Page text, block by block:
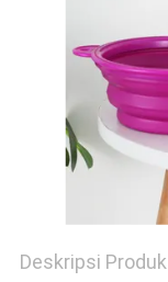
Deskripsi Produk